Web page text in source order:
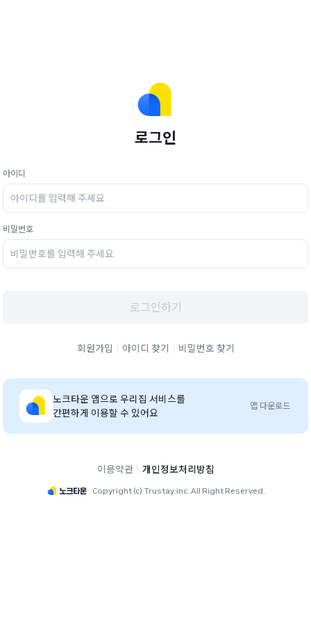
로그인
아이디
비밀번호
로그인하기
회원가입 아이디 찾기 비밀번호 찾기
노크타운 앱으로 우리집 서비스를
간편하게 이용할 수 있어요
앱 다운로드
이용약관 개인정보처리방침
Copyright (c) Trustay.inc. All Right Reserved.